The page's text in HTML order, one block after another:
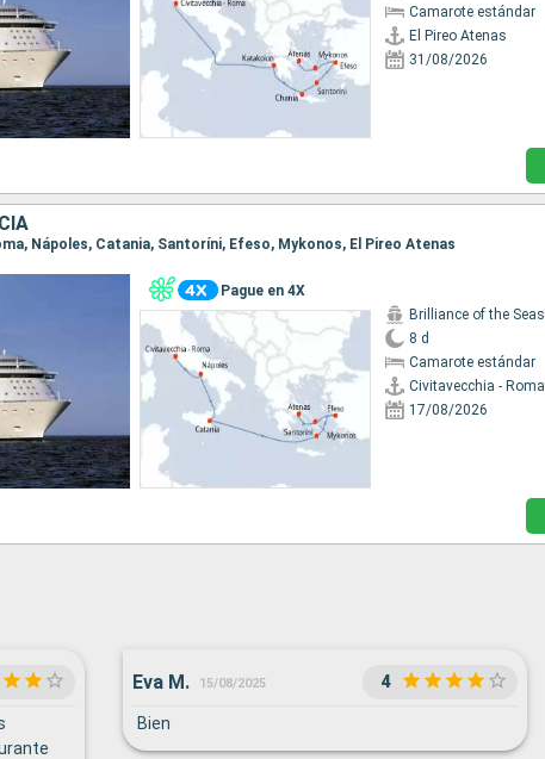
Camarote estándar
El Pireo Atenas
31/08/2026
Nápoles, Catania, Santoríni, Efeso, Mykonos, El Pireo Atenas
Pague en 4X
Brilliance of the Seas
8 d
Camarote estándar
Civitavecchia - Roma
17/08/2026
Eva M. 15/08/2025 4
Bien